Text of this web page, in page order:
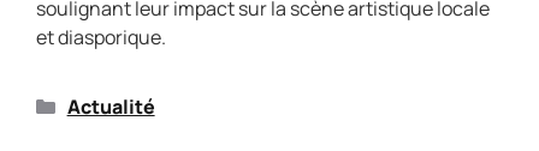
soulignant leur impact sur la scène artistique locale
et diasporique.
Actualité